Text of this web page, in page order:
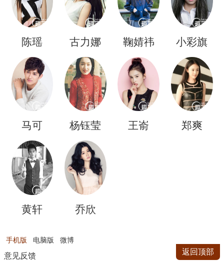
陈瑶 古力娜
扎
鞠婧祎 小彩旗
马可 杨钰莹 王嵛 郑爽
黄轩 乔欣
手机版 电脑版 微博
意见反馈 返回顶部